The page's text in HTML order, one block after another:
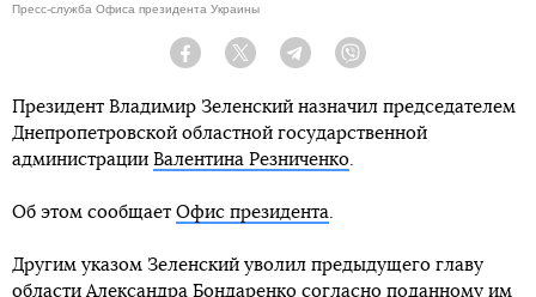
Пресс-служба Офиса президента Украины
Facebook Twitter Telegram
Президент Владимир Зеленский назначил председателем
Днепропетровской областной государственной
администрации Валентина Резниченко
Об этом сообщает Офис президента
Другим указом Зеленский уволил предыдущего главу
области Александра Бондаренко согласно поданному им